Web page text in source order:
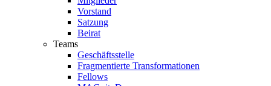
Vorstand
Satzung
Beirat
Teams
Geschäftsstelle
Fragmentierte Transformationen
Fellows